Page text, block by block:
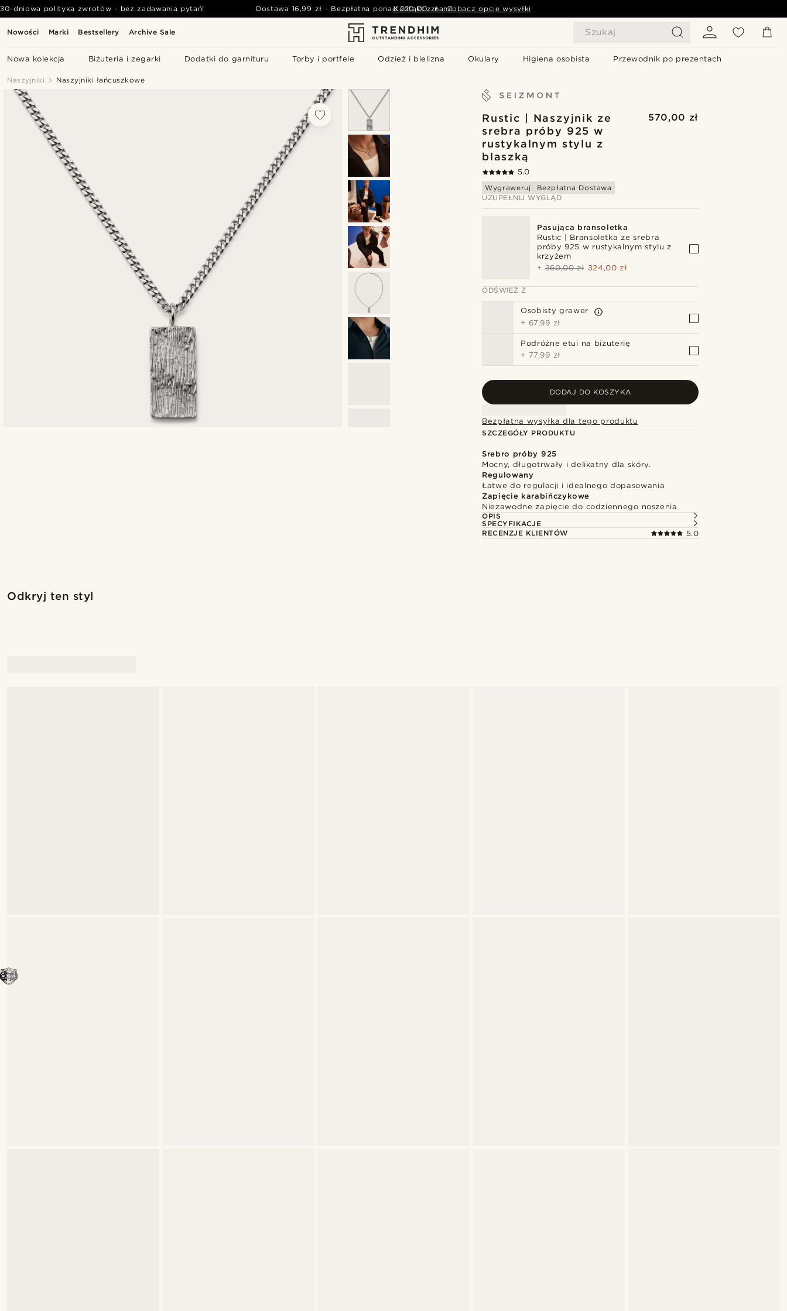
Nowości Marki Bestsellery Archive Sale Szukaj
Nowa kolekcja Biżuteria i zegarki Dodatki do garnituru Torby i portfele Odzież i bielizna Okulary Higiena osobista Przewodnik po prezentach
30-dniowa polityka zwrotów - bez zadawania pytań! Dostawa 16,99 zł - Bezpłatna ponad 220,00 zł - Zobacz opcje wysyłki
Kontakt z nami
Naszyjniki Naszyjniki łańcuszkowe
Rustic | Naszyjnik ze
srebra próby 925 w
rustykalnym stylu z
blaszką
570,00 zł
5.0
Wygraweruj
Bezpłatna Dostawa
UZUPEŁNIJ WYGLĄD
Pasująca bransoletka
Rustic | Bransoletka ze srebra
próby 925 w rustykalnym stylu z
krzyżem
+360,00 zł 324,00 zł
ODŚWIEŻ Z
Osobisty grawer
+ 67,99 zł
Podróżne etui na biżuterię
+ 77,99 zł
DODAJ DO KOSZYKA
Bezpłatna wysyłka dla tego produktu
SZCZEGÓŁY PRODUKTU
Srebro próby 925
Mocny, długotrwały i delikatny dla skóry.
Regulowany
Łatwe do regulacji i idealnego dopasowania
Zapięcie karabińczykowe
Niezawodne zapięcie do codziennego noszenia
OPIS
SPECYFIKACJE
RECENZJE KLIENTÓW
5.0
Odkryj ten styl